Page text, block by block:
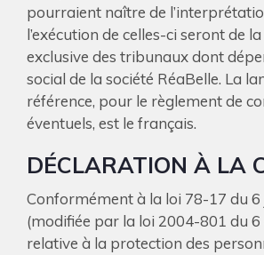
pourraient naître de
l’exécution de celles-ci seront de
exclusive des tribunaux dont
social de la société RéaBelle. La
référence, pour le règlement de
éventuels, est le français.
DÉCLARATION À LA
Conformément à la loi 78-17 du
(modifiée par la loi 2004-801 du
relative à la protection des